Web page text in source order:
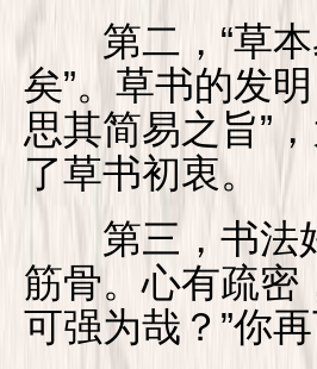
第二，“草本
矣”。草书的发
思其简易之旨”
了草书初衷。
第三，书法好
筋骨。心有疏密
可强为哉？”你